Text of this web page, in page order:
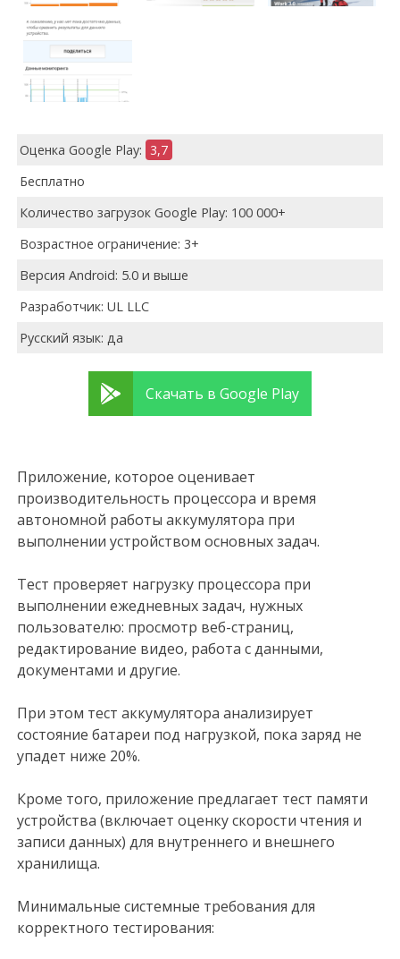
Оценка Google Play: 3,7
Бесплатно
Количество загрузок Google Play: 100 000+
Возрастное ограничение: 3+
Версия Android: 5.0 и выше
Разработчик: UL LLC
Русский язык: да
Скачать в Google Play
Приложение, которое оценивает
производительность процессора и время
автономной работы аккумулятора при
выполнении устройством основных задач.
Тест проверяет нагрузку процессора при
выполнении ежедневных задач, нужных
пользователю: просмотр веб-страниц,
редактирование видео, работа с данными,
документами и другие.
При этом тест аккумулятора анализирует
состояние батареи под нагрузкой, пока заряд не
упадет ниже 20%.
Кроме того, приложение предлагает тест памяти
устройства (включает оценку скорости чтения и
записи данных) для внутреннего и внешнего
хранилища.
Минимальные системные требования для
корректного тестирования: